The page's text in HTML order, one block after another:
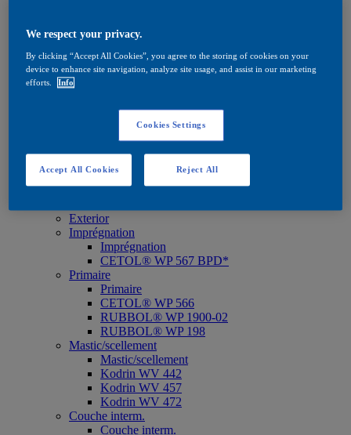
Produits de soin
Produit en phase aqueuse
En phase solvantée
Produit en phase aqueuse
Quick Search
Rechercher un produit
Exterior
Imprégnation
Imprégnation
CETOL® WP 567 BPD*
Primaire
Primaire
CETOL® WP 566
RUBBOL® WP 1900-02
RUBBOL® WP 198
Mastic/scellement
Mastic/scellement
Kodrin WV 442
Kodrin WV 457
Kodrin WV 472
Couche interm.
Couche interm.
We respect your privacy.
By clicking “Accept All Cookies”, you agree to the storing of cookies on your
device to enhance site navigation, analyze site usage, and assist in our marketing
efforts.
Info
Cookies Settings
Reject All
Accept All Cookies